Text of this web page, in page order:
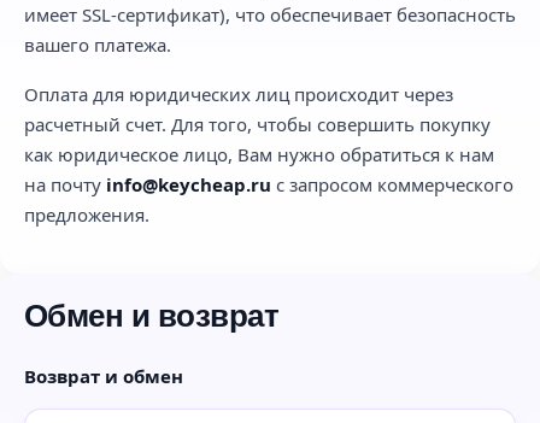
имеет SSL-сертификат), что обеспечивает безопасность
вашего платежа.
Оплата для юридических лиц происходит через
расчетный счет. Для того, чтобы совершить покупку
как юридическое лицо, Вам нужно обратиться к нам
на почту info@keycheap.ru с запросом коммерческого
предложения.
Обмен и возврат
Возврат и обмен